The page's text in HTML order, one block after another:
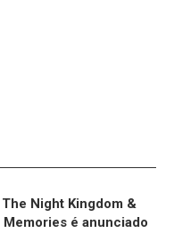
Night Kingdom &
é anunciado